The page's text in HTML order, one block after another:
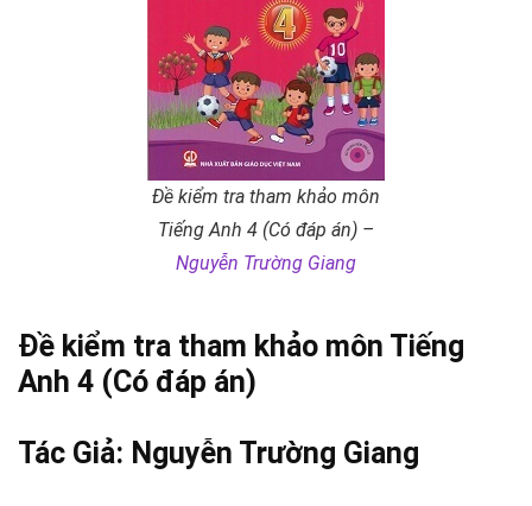
Đề kiểm tra tham khảo môn
Tiếng Anh 4 (Có đáp án) –
Nguyễn Trường Giang
Đề kiểm tra tham khảo môn Tiếng
Anh 4 (Có đáp án)
Tác Giả: Nguyễn Trường Giang